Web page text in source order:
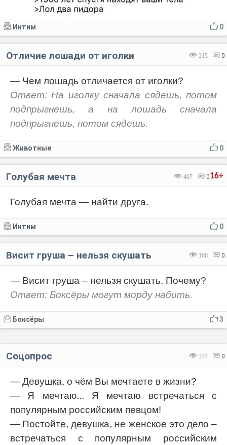
0
Интим
215 0
Отличие лошади от иголки
— Чем лошадь отличается от иголки?
Ответ: На иголку сначала сядешь, потом
подпрыгнешь, а на лошадь сначала
подпрыгнешь, потом сядешь.
0
Животные
16+
407 0
Голубая мечта
Голубая мечта — найти друга.
0
Интим
166 0
Висит груша – нельзя скушать
— Висит груша – нельзя скушать. Почему?
Ответ: Боксёры могут морду набить.
3
Боксёры
337 0
Соцопрос
— Девушка, о чём Вы мечтаете в жизни?
— Я мечтаю... Я мечтаю встречаться с
популярным российским певцом!
— Постойте, девушка, не женское это дело –
встречаться с популярным российским